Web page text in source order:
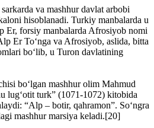
va mashhur davlat arbobi
hisoblanadi. Turkiy manbalarda u
Er, forsiy manbalarda Afrosiyob nomi
Er To‘nga va Afrosiyob, aslida, bitta
bo‘lib, u Turon davlatining
bo‘lgan mashhur olim Mahmud
lug‘otit turk” (1071-1072) kitobida
“Alp – botir, qahramon”. So‘ngra
mashhur marsiya keladi.[20]